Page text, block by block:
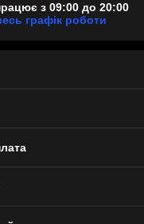
з 09:00 до 20:00
графік роботи